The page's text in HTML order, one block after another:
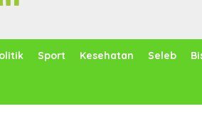
Sport Kesehatan Seleb